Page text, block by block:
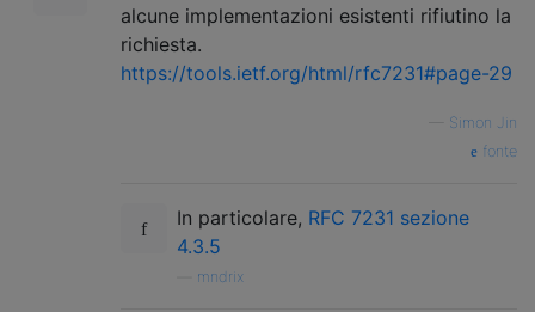
alcune implementazioni esistenti rifiutino la
richiesta.
https://tools.ietf.org/html/rfc7231#page-29
Simon Jin
fonte
In particolare, RFC 7231 sezione
4.3.5
mndrix